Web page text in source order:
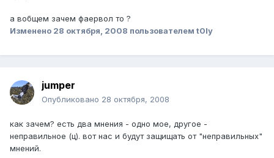
а вобщем зачем фаервол то ?
Изменено 28 октября, 2008 пользователем t0ly
jumper
Опубликовано 28 октября, 2008
как зачем? есть два мнения - одно мое, другое -
неправильное (ц). вот нас и будут защищать от "неправильных"
мнений.